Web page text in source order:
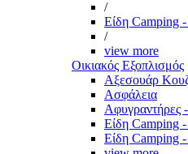
/
Είδη Camping
/
view more
Οικιακός Εξοπλισμός
Αξεσουάρ
Ασφάλεια
Αφυγραντήρες -
Είδη Camping
Είδη Camping